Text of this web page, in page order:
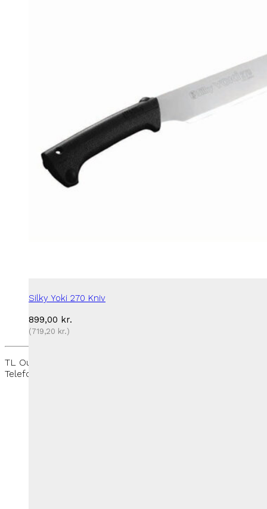
Silky Yoki 270 Kniv
899,00 kr.
(719,20 kr.)
TL Outdoor - Rantzausmindevej 109, 5700 Svendborg -
Telefon: